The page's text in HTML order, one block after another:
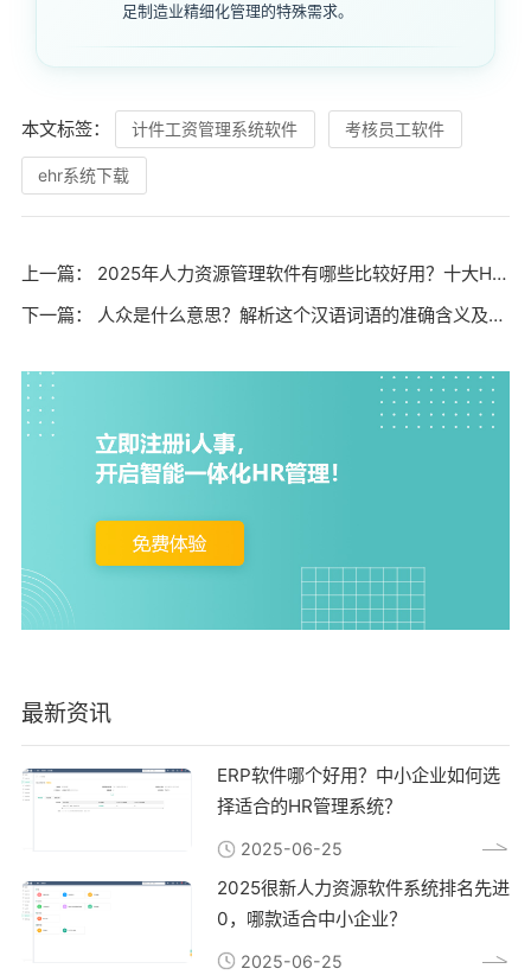
足制造业精细化管理的特殊需求。
本文标签： 计件工资管理系统软件 考核员工软件
ehr系统下载
上一篇： 2025年人力资源管理软件有哪些比较好用？十大HR系统推荐与选型指南
下一篇：
人众是什么意思？解析这个汉语词语的准确含义及常见用法
最新资讯
ERP软件哪个好用？中小企业如何选
择适合的HR管理系统？
2025-06-25
2025很新人力资源软件系统排名先进
0，哪款适合中小企业？
2025-06-25